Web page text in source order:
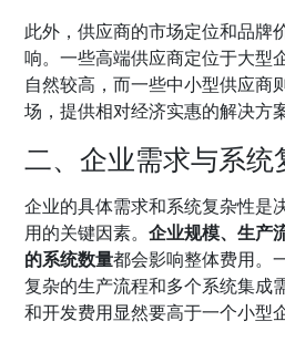
此外，供应商的市场定位和品牌
响。一些高端供应商定位于大型
自然较高，而一些中小型供应商
场，提供相对经济实惠的解决方案
二、企业需求与系统
企业的具体需求和系统复杂性是
用的关键因素。企业规模、生产
的系统数量都会影响整体费用。
复杂的生产流程和多个系统集成
和开发费用显然要高于一个小型企